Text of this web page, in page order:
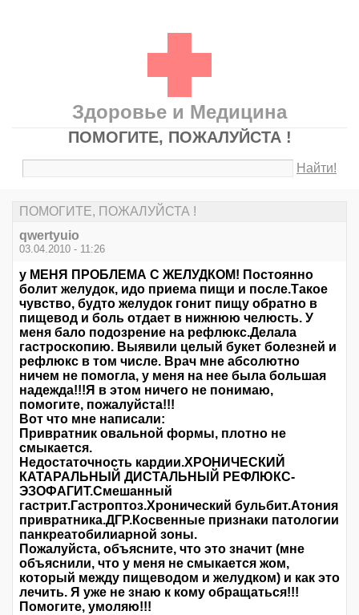
Здоровье и Медицина
ПОМОГИТЕ, ПОЖАЛУЙСТА !
Найти!
ПОМОГИТЕ, ПОЖАЛУЙСТА !
qwertyuio
03.04.2010 - 11:26
у МЕНЯ ПРОБЛЕМА С ЖЕЛУДКОМ! Постоянно
болит желудок, идо приема пищи и после.Такое
чувство, будто желудок гонит пищу обратно в
пищевод и боль отдает в нижнюю челюсть. У
меня бало подозрение на рефлюкс.Делала
гастроскопию. Выявили целый букет болезней и
рефлюкс в том числе. Врач мне абсолютно
ничем не помогла, у меня на нее была большая
надежда!!!Я в этом ничего не понимаю,
помогите, пожалуйста!!!
Вот что мне написали:
Привратник овальной формы, плотно не
смыкается.
Недостаточность кардии.ХРОНИЧЕСКИЙ
КАТАРАЛЬНЫЙ ДИСТАЛЬНЫЙ РЕФЛЮКС-
ЭЗОФАГИТ.Смешанный
гастрит.Гастроптоз.Хронический бульбит.Атония
привратника.ДГР.Косвенные признаки патологии
панкреатобилиарной зоны.
Пожалуйста, объясните, что это значит (мне
объяснили, что у меня не смыкается жом,
который между пищеводом и желудком) и как это
лечить. Я уже не знаю к кому обращаться!!!
Помогите, умоляю!!!